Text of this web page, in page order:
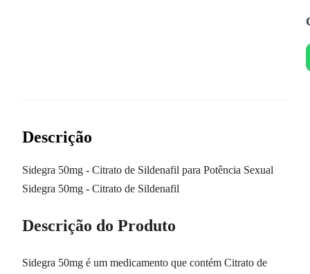
Descrição
Sidegra 50mg - Citrato de Sildenafil para Potência Sexual
Sidegra 50mg - Citrato de Sildenafil
Descrição do Produto
Sidegra 50mg é um medicamento que contém Citrato de